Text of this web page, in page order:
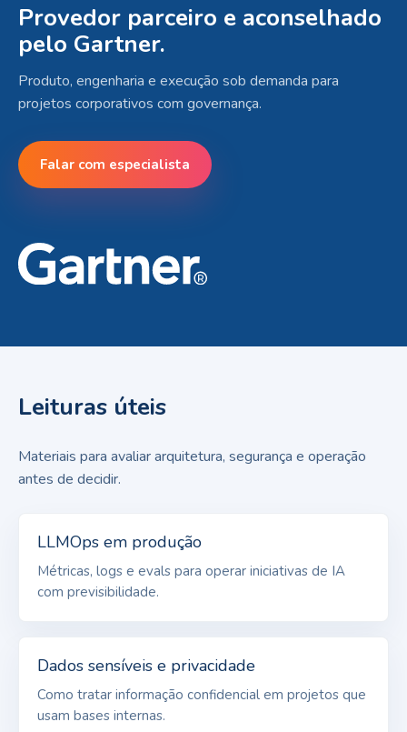
Provedor parceiro e aconselhado
pelo Gartner.
Produto, engenharia e execução sob demanda para
projetos corporativos com governança.
Falar com especialista
Leituras úteis
Materiais para avaliar arquitetura, segurança e operação
antes de decidir.
LLMOps em produção
Métricas, logs e evals para operar iniciativas de IA
com previsibilidade.
Dados sensíveis e privacidade
Como tratar informação confidencial em projetos que
usam bases internas.